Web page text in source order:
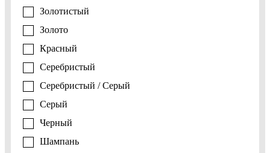
Золотистый
Золото
Красный
Серебристый
Серебристый / Серый
Серый
Черный
Шампань